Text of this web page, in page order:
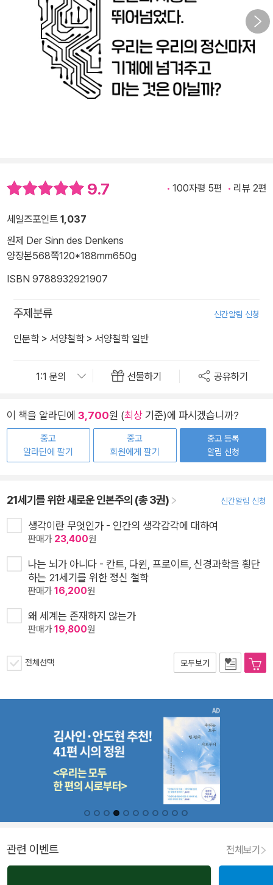
9.7 100자평 5편 리뷰 2편
세일즈포인트 1,037
원제 Der Sinn des Denkens
양장본568쪽120*188mm650g
ISBN 9788932921907
주제분류 신간알림 신청
인문학> 서양철학> 서양철학 일반
선물하기 공유하기
이 책을 알라딘에 3,700원 (최상 기준)에 파시겠습니까?
중고
알라딘에 팔기
중고
회원에게 팔기
중고 등록
알림 신청
21세기를 위한 새로운 인본주의 (총 3권) 신간알림 신청
생각이란 무엇인가 - 인간의 생각감각에 대하여
판매가 23,400원
나는 뇌가 아니다 - 칸트, 다윈, 프로이트, 신경과학을 횡단
하는 21세기를 위한 정신 철학
판매가16,200원
왜 세계는 존재하지 않는가
판매가19,800원
전체선택 모두보기
관련 이벤트 전체보기